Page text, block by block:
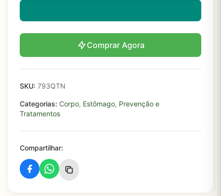
Comprar Agora
SKU: 793QTN
Categorias: Corpo, Estômago, Prevenção e
Tratamentos
Compartilhar: